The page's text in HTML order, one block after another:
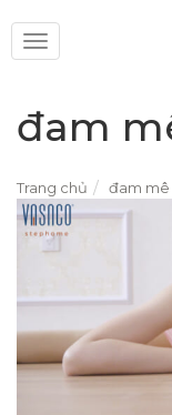
Toggle
navigation
đam
Trang chủ đam mê